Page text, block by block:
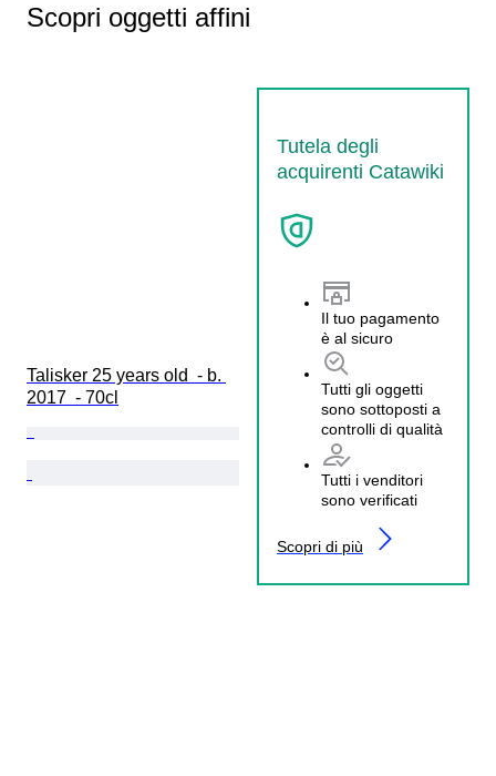
Scopri oggetti affini
Tutela degli
acquirenti Catawiki
Il tuo pagamento
è al sicuro
Tutti gli oggetti
sono sottoposti a
controlli di qualità
Tutti i venditori
sono verificati
Scopri di più
Talisker 25 years old  - b.
2017  - 70cl